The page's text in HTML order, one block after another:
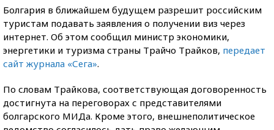
Болгария в ближайшем будущем разрешит российским
туристам подавать заявления о получении виз через
интернет. Об этом сообщил министр экономики,
энергетики и туризма страны Трайчо Трайков, передает
сайт журнала «Сега».
По словам Трайкова, соответствующая договоренность
достигнута на переговорах с представителями
болгарского МИДа. Кроме этого, внешнеполитическое